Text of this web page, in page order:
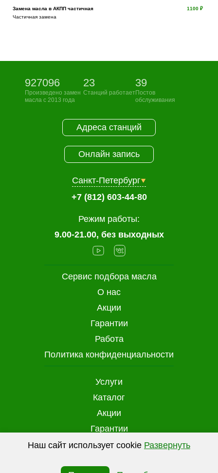
Замена масла в АКПП частичная
Частичная замена
1100 ₽
Наш сайт использует cookie Развернуть
сайта) для персонализации сервисов и
927096
Произведено замен
масла с 2013 года
23
Станций работает
39
Постов
обслуживания
Услуги
Каталог
Акции
Гарантии
Доставка и оплата
Сервис подбора масла
О нас
Акции
Гарантии
Работа
Политика конфиденциальности
Адреса станций
Онлайн запись
Санкт-Петербург
+7 (812) 603-44-80
Режим работы:
9.00-21.00, без выходных